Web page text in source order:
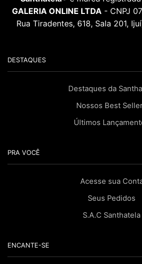
GALERIA ONLINE LTDA - CNPJ
Rua Tiradentes, 618, Sala 201,
DESTAQUES
Destaques da
Nossos Best
Últimos
PRA VOCÊ
Acesse sua
Seus Pedidos
S.A.C Santhatela
ENCANTE-SE